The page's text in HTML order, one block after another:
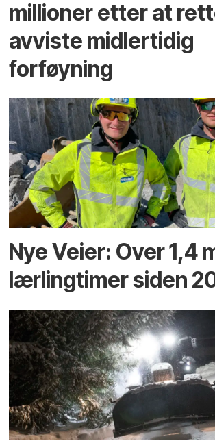
millioner etter at
avviste midlertidig
forføyning
Nye Veier: Over 1,4
lærlingtimer siden